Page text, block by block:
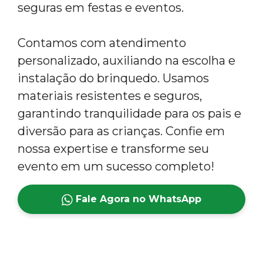
seguras em festas e eventos.
Contamos com atendimento
personalizado, auxiliando na escolha e
instalação do brinquedo. Usamos
materiais resistentes e seguros,
garantindo tranquilidade para os pais e
diversão para as crianças. Confie em
nossa expertise e transforme seu
evento em um sucesso completo!
Fale Agora no WhatsApp